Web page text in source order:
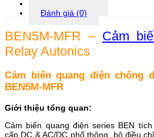
Đánh giá (0)
BEN5M-MFR – Cảm
Relay Autonics
Cảm biến quang điện chống
BEN5M-MFR
Giới thiệu tổng quan:
Cảm biến quang điện series BEN
cấp DC & AC/DC phổ thông, bộ điều